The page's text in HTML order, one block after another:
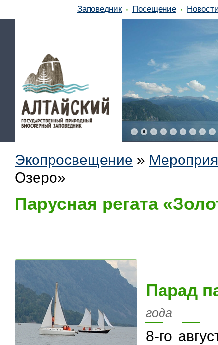
Заповедник Посещение
Экопросвещение »
Озеро»
Парусная регата
Парад
года
8-го